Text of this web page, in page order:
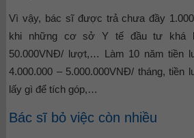
Vì vậy, bác sĩ được trả chưa đầy
khi những cơ sở Y tế đầu tư khá
50.000VNĐ/ lượt,… Làm 10 năm tiền
4.000.000 – 5.000.000VNĐ/ tháng, tiền
lấy gì để tích góp,…
Bác sĩ bỏ việc còn nhiều